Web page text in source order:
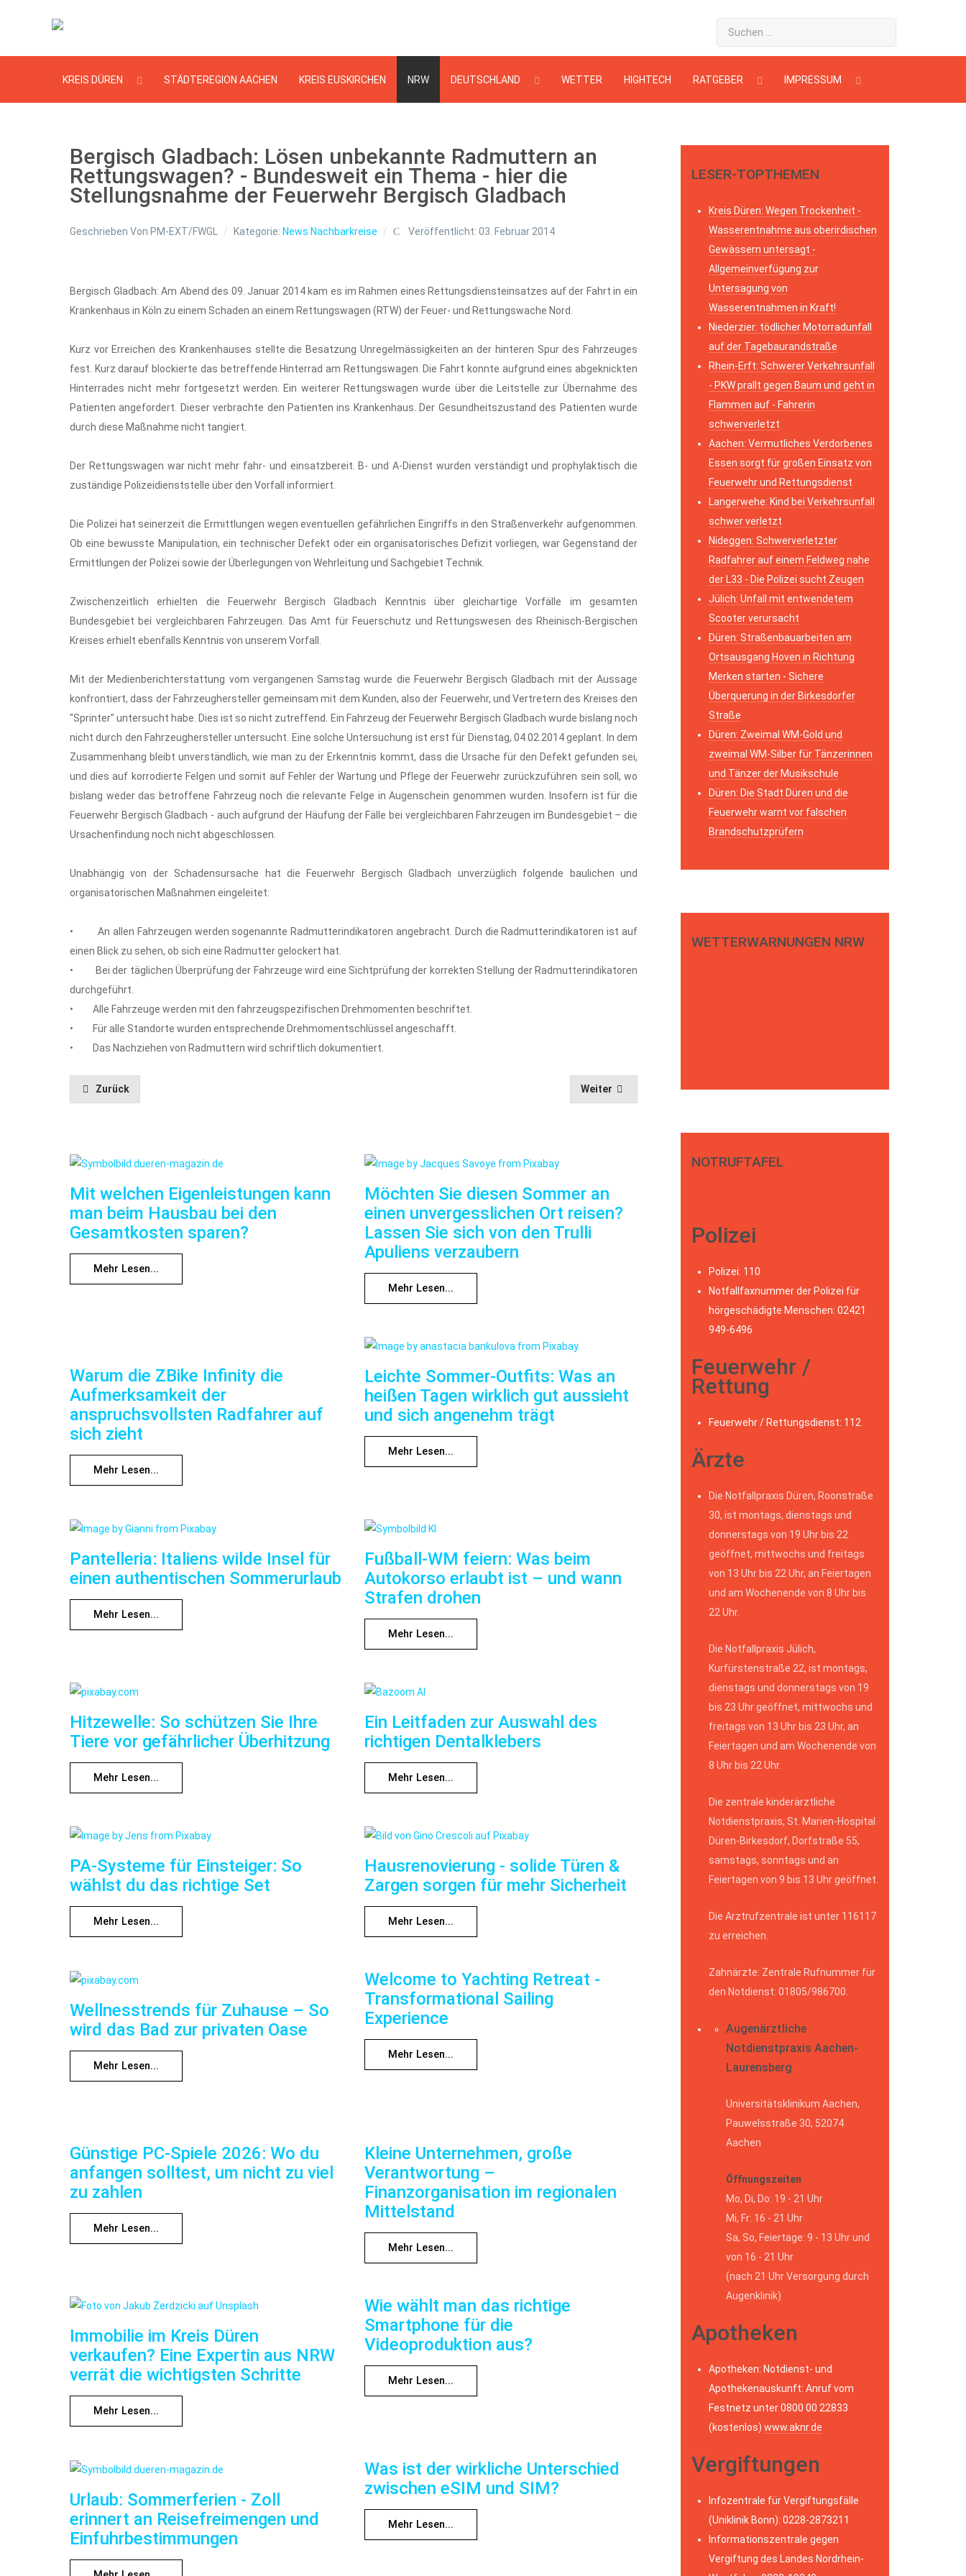
KREIS DÜREN STÄDTEREGION AACHEN KREIS EUSKIRCHEN NRW DEUTSCHLAND WETTER HIGHTECH RATGEBER IMPRESSUM
Bergisch Gladbach: Lösen unbekannte Radmuttern an
Rettungswagen? - Bundesweit ein Thema - hier die
Stellungsnahme der Feuerwehr Bergisch Gladbach
Geschrieben Von PM-EXT/FWGL Kategorie: News Nachbarkreise Veröffentlicht: 03. Februar 2014
Bergisch Gladbach: Am Abend des 09. Januar 2014 kam es im Rahmen eines Rettungsdiensteinsatzes auf der Fahrt in ein
Krankenhaus in Köln zu einem Schaden an einem Rettungswagen (RTW) der Feuer- und Rettungswache Nord.
Kurz vor Erreichen des Krankenhauses stellte die Besatzung Unregelmässigkeiten an der hinteren Spur des Fahrzeuges
fest. Kurz darauf blockierte das betreffende Hinterrad am Rettungswagen. Die Fahrt konnte aufgrund eines abgeknickten
Hinterrades nicht mehr fortgesetzt werden. Ein weiterer Rettungswagen wurde über die Leitstelle zur Übernahme des
Patienten angefordert. Dieser verbrachte den Patienten ins Krankenhaus. Der Gesundheitszustand des Patienten wurde
durch diese Maßnahme nicht tangiert.
Der Rettungswagen war nicht mehr fahr- und einsatzbereit. B- und A-Dienst wurden verständigt und prophylaktisch die
zuständige Polizeidienststelle über den Vorfall informiert.
Die Polizei hat seinerzeit die Ermittlungen wegen eventuellen gefährlichen Eingriffs in den Straßenverkehr aufgenommen.
Ob eine bewusste Manipulation, ein technischer Defekt oder ein organisatorisches Defizit vorliegen, war Gegenstand der
Ermittlungen der Polizei sowie der Überlegungen von Wehrleitung und Sachgebiet Technik.
Zwischenzeitlich erhielten die Feuerwehr Bergisch Gladbach Kenntnis über gleichartige Vorfälle im gesamten
Bundesgebiet bei vergleichbaren Fahrzeugen. Das Amt für Feuerschutz und Rettungswesen des Rheinisch-Bergischen
Kreises erhielt ebenfalls Kenntnis von unserem Vorfall.
Mit der Medienberichterstattung vom vergangenen Samstag wurde die Feuerwehr Bergisch Gladbach mit der Aussage
konfrontiert, dass der Fahrzeughersteller gemeinsam mit dem Kunden, also der Feuerwehr, und Vertretern des Kreises den
"Sprinter" untersucht habe. Dies ist so nicht zutreffend. Ein Fahrzeug der Feuerwehr Bergisch Gladbach wurde bislang noch
nicht durch den Fahrzeughersteller untersucht. Eine solche Untersuchung ist erst für Dienstag, 04.02.2014 geplant. In dem
Zusammenhang bleibt unverständlich, wie man zu der Erkenntnis kommt, dass die Ursache für den Defekt gefunden sei,
und dies auf korrodierte Felgen und somit auf Fehler der Wartung und Pflege der Feuerwehr zurückzuführen sein soll, wo
bislang weder das betroffene Fahrzeug noch die relevante Felge in Augenschein genommen wurden. Insofern ist für die
Feuerwehr Bergisch Gladbach - auch aufgrund der Häufung der Fälle bei vergleichbaren Fahrzeugen im Bundesgebiet – die
Ursachenfindung noch nicht abgeschlossen.
Unabhängig von der Schadensursache hat die Feuerwehr Bergisch Gladbach unverzüglich folgende baulichen und
organisatorischen Maßnahmen eingeleitet:
• An allen Fahrzeugen werden sogenannte Radmutterindikatoren angebracht. Durch die Radmutterindikatoren ist auf
einen Blick zu sehen, ob sich eine Radmutter gelockert hat.
• Bei der täglichen Überprüfung der Fahrzeuge wird eine Sichtprüfung der korrekten Stellung der Radmutterindikatoren
durchgeführt.
• Alle Fahrzeuge werden mit den fahrzeugspezifischen Drehmomenten beschriftet.
• Für alle Standorte wurden entsprechende Drehmomentschlüssel angeschafft.
• Das Nachziehen von Radmuttern wird schriftlich dokumentiert.
Zurück Weiter
Mit welchen Eigenleistungen kann
man beim Hausbau bei den
Gesamtkosten sparen?
Mehr Lesen...
Möchten Sie diesen Sommer an
einen unvergesslichen Ort reisen?
Lassen Sie sich von den Trulli
Apuliens verzaubern
Mehr Lesen...
Warum die ZBike Infinity die
Aufmerksamkeit der
anspruchsvollsten Radfahrer auf
sich zieht
Mehr Lesen...
Leichte Sommer-Outfits: Was an
heißen Tagen wirklich gut aussieht
und sich angenehm trägt
Mehr Lesen...
Pantelleria: Italiens wilde Insel für
einen authentischen Sommerurlaub
Mehr Lesen...
Fußball-WM feiern: Was beim
Autokorso erlaubt ist – und wann
Strafen drohen
Mehr Lesen...
Hitzewelle: So schützen Sie Ihre
Tiere vor gefährlicher Überhitzung
Mehr Lesen...
Ein Leitfaden zur Auswahl des
richtigen Dentalklebers
Mehr Lesen...
PA-Systeme für Einsteiger: So
wählst du das richtige Set
Mehr Lesen...
Hausrenovierung - solide Türen &
Zargen sorgen für mehr Sicherheit
Mehr Lesen...
Wellnesstrends für Zuhause – So
wird das Bad zur privaten Oase
Mehr Lesen...
Welcome to Yachting Retreat -
Transformational Sailing
Experience
Mehr Lesen...
Günstige PC-Spiele 2026: Wo du
anfangen solltest, um nicht zu viel
zu zahlen
Mehr Lesen...
Kleine Unternehmen, große
Verantwortung –
Finanzorganisation im regionalen
Mittelstand
Mehr Lesen...
Immobilie im Kreis Düren
verkaufen? Eine Expertin aus NRW
verrät die wichtigsten Schritte
Mehr Lesen...
Wie wählt man das richtige
Smartphone für die
Videoproduktion aus?
Mehr Lesen...
Urlaub: Sommerferien - Zoll
erinnert an Reisefreimengen und
Einfuhrbestimmungen
Was ist der wirkliche Unterschied
zwischen eSIM und SIM?
Mehr Lesen...
LESER-TOPTHEMEN
Kreis Düren: Wegen Trockenheit -
Wasserentnahme aus oberirdischen
Gewässern untersagt -
Allgemeinverfügung zur
Untersagung von
Wasserentnahmen in Kraft!
Niederzier: tödlicher Motorradunfall
auf der Tagebaurandstraße
Rhein-Erft: Schwerer Verkehrsunfall
- PKW prallt gegen Baum und geht in
Flammen auf - Fahrerin
schwerverletzt
Aachen: Vermutliches Verdorbenes
Essen sorgt für großen Einsatz von
Feuerwehr und Rettungsdienst
Langerwehe: Kind bei Verkehrsunfall
schwer verletzt
Nideggen: Schwerverletzter
Radfahrer auf einem Feldweg nahe
der L33 - Die Polizei sucht Zeugen
Jülich: Unfall mit entwendetem
Scooter verursacht
Düren: Straßenbauarbeiten am
Ortsausgang Hoven in Richtung
Merken starten - Sichere
Überquerung in der Birkesdorfer
Straße
Düren: Zweimal WM-Gold und
zweimal WM-Silber für Tänzerinnen
und Tänzer der Musikschule
Düren: Die Stadt Düren und die
Feuerwehr warnt vor falschen
Brandschutzprüfern
WETTERWARNUNGEN NRW
NOTRUFTAFEL
Polizei
Polizei: 110
Notfallfaxnummer der Polizei für
hörgeschädigte Menschen: 02421
949-6496
Feuerwehr /
Rettung
Feuerwehr / Rettungsdienst: 112
Ärzte
Die Notfallpraxis Düren, Roonstraße
30, ist montags, dienstags und
donnerstags von 19 Uhr bis 22
geöffnet, mittwochs und freitags
von 13 Uhr bis 22 Uhr, an Feiertagen
und am Wochenende von 8 Uhr bis
22 Uhr.
Die Notfallpraxis Jülich,
Kurfürstenstraße 22, ist montags,
dienstags und donnerstags von 19
bis 23 Uhr geöffnet, mittwochs und
freitags von 13 Uhr bis 23 Uhr, an
Feiertagen und am Wochenende von
8 Uhr bis 22 Uhr.
Die zentrale kinderärztliche
Notdienstpraxis, St. Marien-Hospital
Düren-Birkesdorf, Dorfstraße 55,
samstags, sonntags und an
Feiertagen von 9 bis 13 Uhr geöffnet.
Die Arztrufzentrale ist unter 116117
zu erreichen.
Zahnärzte: Zentrale Rufnummer für
den Notdienst: 01805/986700.
Augenärztliche
Notdienstpraxis Aachen-
Laurensberg
Universitätsklinikum Aachen,
Pauwelsstraße 30, 52074
Aachen
Öffnungszeiten
Mo, Di, Do: 19 - 21 Uhr
Mi, Fr: 16 - 21 Uhr
Sa, So, Feiertage: 9 - 13 Uhr und
von 16 - 21 Uhr
(nach 21 Uhr Versorgung durch
Augenklinik)
Apotheken
Apotheken: Notdienst- und
Apothekenauskunft: Anruf vom
Festnetz unter 0800 00 22833
(kostenlos) www.aknr.de
Vergiftungen
Infozentrale für Vergiftungsfälle
(Uniklinik Bonn): 0228-2873211
Informationszentrale gegen
Vergiftung des Landes Nordrhein-